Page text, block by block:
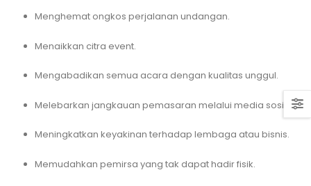
Menghemat ongkos perjalanan undangan.
Menaikkan citra event.
Mengabadikan semua acara dengan kualitas unggul.
Melebarkan jangkauan pemasaran melalui media sosial.
Meningkatkan keyakinan terhadap lembaga atau bisnis.
Memudahkan pemirsa yang tak dapat hadir fisik.